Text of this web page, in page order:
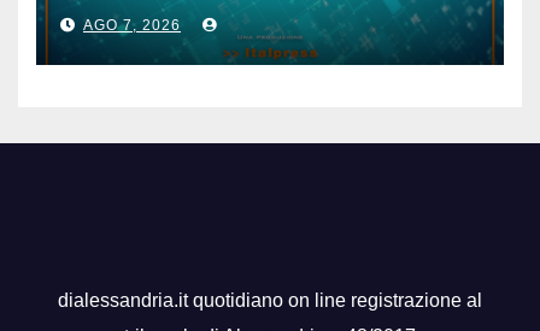
AGO 7, 2026
dialessandria.it quotidiano on line registrazione al